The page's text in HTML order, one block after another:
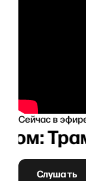
Сейчас в
Слушать